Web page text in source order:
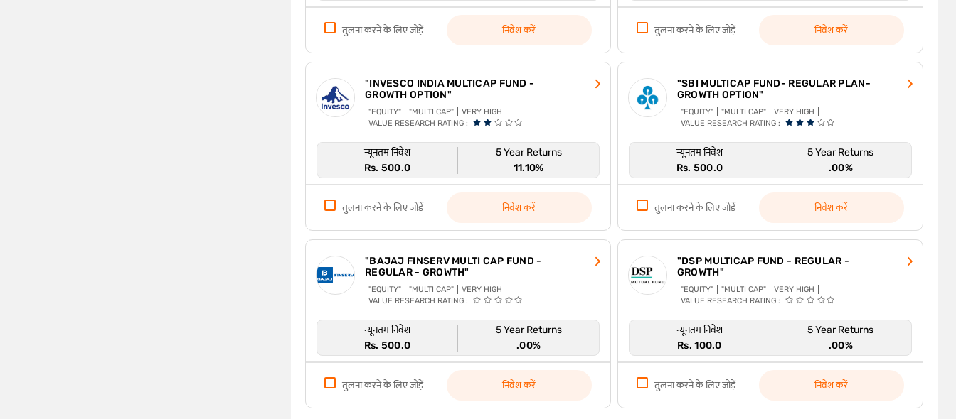
तुलना करने के लिए जोड़ें निवेश करें तुलना करने के लिए जोड़ें निवेश करें
"INVESCO INDIA MULTICAP FUND -
GROWTH OPTION"
"EQUITY" "MULTI CAP"
VERY HIGH
VALUE RESEARCH RATING :
न्यूनतम निवेश
Rs. 500.0
5 Year Returns
11.10%
तुलना करने के लिए जोड़ें निवेश करें
"SBI MULTICAP FUND- REGULAR PLAN-
GROWTH OPTION"
"EQUITY" "MULTI CAP"
VERY HIGH
VALUE RESEARCH RATING :
न्यूनतम निवेश
Rs. 500.0
5 Year Returns
.00%
तुलना करने के लिए जोड़ें निवेश करें
"BAJAJ FINSERV MULTI CAP FUND -
REGULAR - GROWTH"
"EQUITY" "MULTI CAP"
VERY HIGH
VALUE RESEARCH RATING :
न्यूनतम निवेश
Rs. 500.0
5 Year Returns
.00%
तुलना करने के लिए जोड़ें निवेश करें
"DSP MULTICAP FUND - REGULAR -
GROWTH"
"EQUITY" "MULTI CAP"
VERY HIGH
VALUE RESEARCH RATING :
न्यूनतम निवेश
Rs. 100.0
5 Year Returns
.00%
तुलना करने के लिए जोड़ें निवेश करें